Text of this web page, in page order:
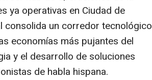
ya operativas en Ciudad de
consolida un corredor tecnológico
economías más pujantes del
y el desarrollo de soluciones
de habla hispana.